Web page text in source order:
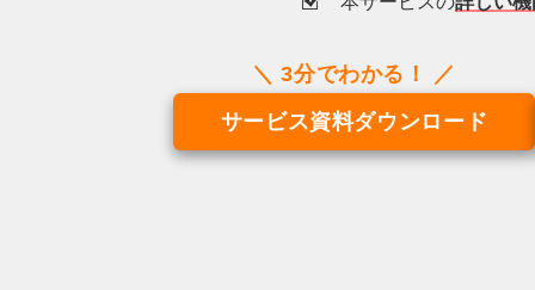
サービス資料ダウンロード